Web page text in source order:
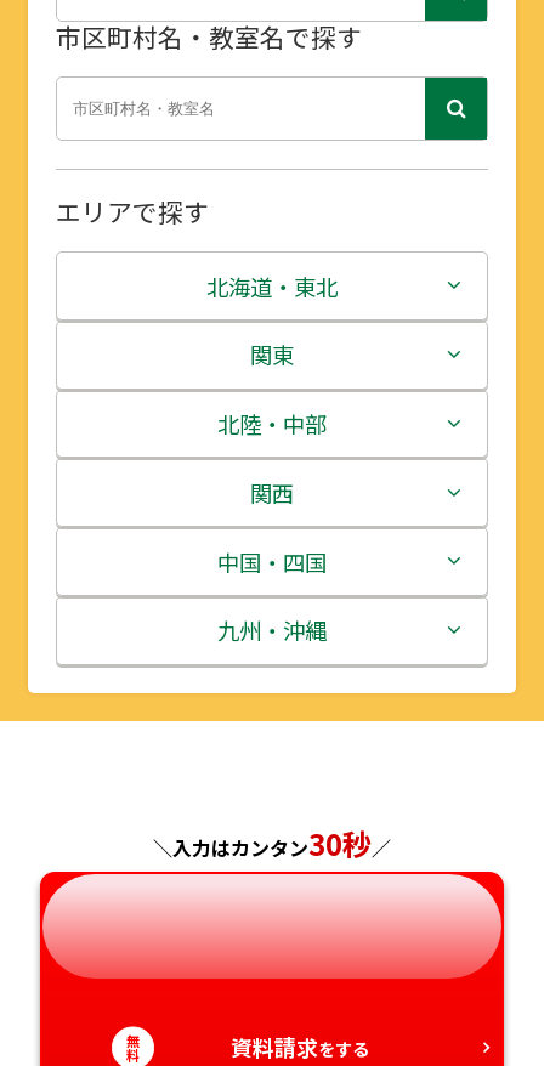
市区町村名・教室名で探す
エリアで探す
北海道・東北
北海道
青森県
岩手県
宮城県
秋田県
山形県
関東
茨城県
栃木県
群馬県
埼玉県
千葉県
神奈川県
北陸・中部
新潟県
富山県
石川県
福井県
岐阜県
静岡県
愛知県
関西
三重県
滋賀県
京都府
奈良県
和歌山県
中国・四国
鳥取県
島根県
山口県
徳島県
香川県
九州・沖縄
福岡県
長崎県
熊本県
大分県
宮崎県
＼入力はカンタン30秒／
無
料 資料請求をする